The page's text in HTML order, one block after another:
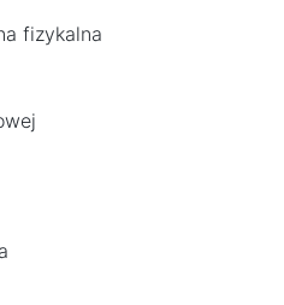
fizykalna